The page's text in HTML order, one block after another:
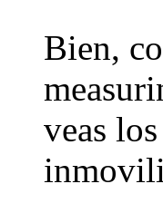
Bien,
veas